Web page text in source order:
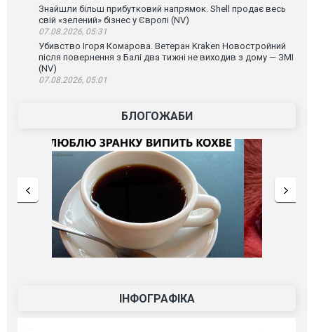
Знайшли більш прибутковий напрямок. Shell продає весь
свій «зелений» бізнес у Європі (NV)
07.08.2026, 05:31
Убивство Ігоря Комарова. Ветеран Kraken Новостройний
після повернення з Балі два тижні не виходив з дому — ЗМІ
(NV)
07.08.2026, 05:01
БЛОГОЖАБИ
ІНФОГРАФІКА